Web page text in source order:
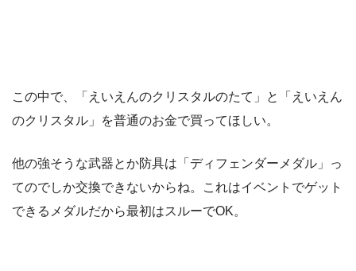
この中で、「えいえんのクリスタルのたて」と「えいえん
のクリスタル」を普通のお金で買ってほしい。
他の強そうな武器とか防具は「ディフェンダーメダル」っ
てのでしか交換できないからね。これはイベントでゲット
できるメダルだから最初はスルーでOK。